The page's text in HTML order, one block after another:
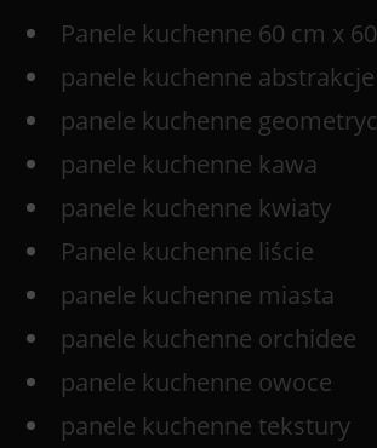
Panele kuchenne 60 cm x
panele kuchenne abstrakcje
panele kuchenne
panele kuchenne kawa
panele kuchenne kwiaty
Panele kuchenne liście
panele kuchenne miasta
panele kuchenne orchidee
panele kuchenne owoce
panele kuchenne tekstury